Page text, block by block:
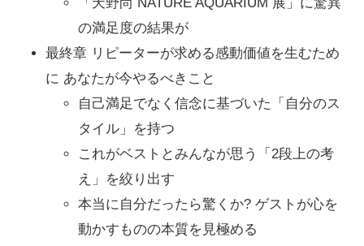
の満足度の結果が
最終章 リピーターが求める感動価値を生むため
に あなたが今やるべきこと
自己満足でなく信念に基づいた「自分のス
タイル」を持つ
これがベストとみんなが思う「2段上の考
え」を絞り出す
本当に自分だったら驚くか? ゲストが心を
動かすものの本質を見極める